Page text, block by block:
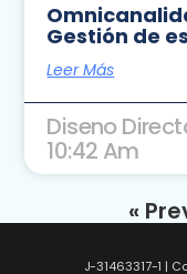
Gestión de
Leer Más
Diseno
10:42 Am
«
J-31463317-1 |